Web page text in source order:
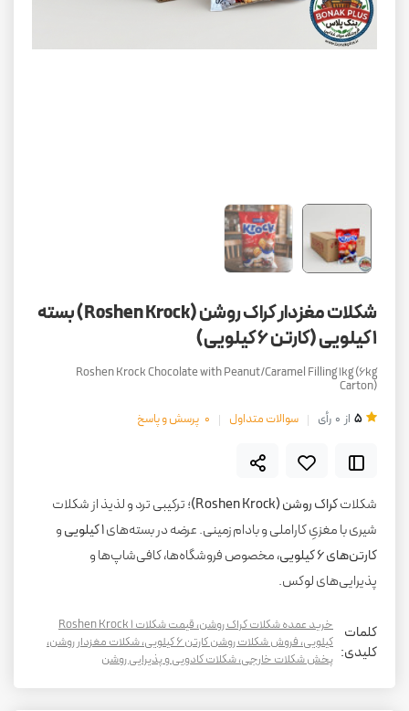
شکلات مغزدار کراک روشن (Roshen Krock) بسته
۱ کیلویی (کارتن ۶ کیلویی)
Roshen Krock Chocolate with Peanut/Caramel Filling 1kg (6kg
Carton)
5 از 0 رأی سوالات متداول 0 پرسش و پاسخ
شکلاتکراک روشن (Roshen Krock)
؛ ترکیبی ترد و لذیذ از شکلات
شیری با مغزیِ کاراملی و بادام‌زمینی. عرضه در بسته‌های۱ کیلویی
و
کارتن‌های ۶ کیلویی
، مخصوص فروشگاه‌ها، کافی‌شاپ‌ها و
پذیرایی‌های لوکس.
کلمات
کلیدی:
خرید عمده شکلات کراک روشن، قیمت شکلات Roshen Krock ۱
کیلویی، فروش شکلات روشن کارتن ۶ کیلویی، شکلات مغزدار روشن،
پخش شکلات خارجی، شکلات کادویی و پذیرایی روشن